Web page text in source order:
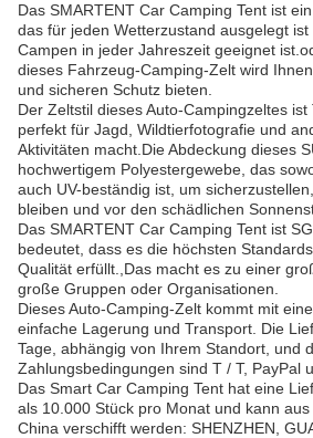
Das SMARTENT Car Camping Tent ist
das für jeden Wetterzustand ausgelegt
Campen in jeder Jahreszeit geeignet
dieses Fahrzeug-Camping-Zelt wird
und sicheren Schutz bieten.
Der Zeltstil dieses Auto-Campingzeltes
perfekt für Jagd, Wildtierfotografie und
Aktivitäten macht.Die Abdeckung dieses
hochwertigem Polyestergewebe, das
auch UV-beständig ist, um
bleiben und vor den schädlichen
Das SMARTENT Car Camping Tent ist
bedeutet, dass es die höchsten
Qualität erfüllt.,Das macht es zu einer
große Gruppen oder Organisationen.
Dieses Auto-Camping-Zelt kommt mit
einfache Lagerung und Transport. Die
Tage, abhängig von Ihrem Standort, und
Zahlungsbedingungen sind T / T, PayPal
Das Smart Car Camping Tent hat eine
als 10.000 Stück pro Monat und kann
China verschifft werden: SHENZHEN,